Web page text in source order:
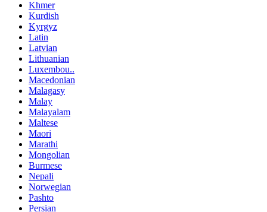
Khmer
Kurdish
Kyrgyz
Latin
Latvian
Lithuanian
Luxembou..
Macedonian
Malagasy
Malay
Malayalam
Maltese
Maori
Marathi
Mongolian
Burmese
Nepali
Norwegian
Pashto
Persian